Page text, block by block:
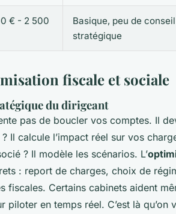
€ - 2 500
Basique, peu de conseil
stratégique
fiscale et sociale
du dirigeant
pas de boucler vos comptes. Il
Il calcule l’impact réel sur vos
? Il modèle les scénarios. L’
: report de charges, choix de
fiscales. Certains cabinets aident
piloter en temps réel. C’est là